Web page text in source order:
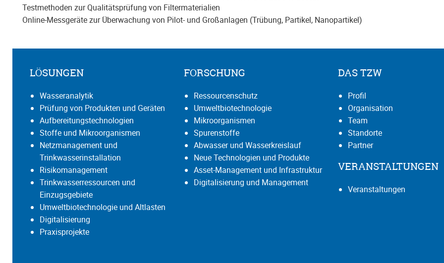
Testmethoden zur Qualitätsprüfung von Filtermaterialien
Online-Messgeräte zur Überwachung von Pilot- und Großanlagen (Trübung, Partikel, Nanopartikel)
LÖSUNGEN
Wasseranalytik
Prüfung von Produkten und Geräten
Aufbereitungstechnologien
Stoffe und Mikroorganismen
Netzmanagement und
Trinkwasserinstallation
Risikomanagement
Trinkwasserressourcen und
Einzugsgebiete
Umweltbiotechnologie und Altlasten
Digitalisierung
Praxisprojekte
FORSCHUNG
Ressourcenschutz
Umweltbiotechnologie
Mikroorganismen
Spurenstoffe
Abwasser und Wasserkreislauf
Neue Technologien und Produkte
Asset-Management und Infrastruktur
Digitalisierung und Management
DAS TZW
Profil
Organisation
Team
Standorte
Partner
VERANSTALTUNGEN
Veranstaltungen